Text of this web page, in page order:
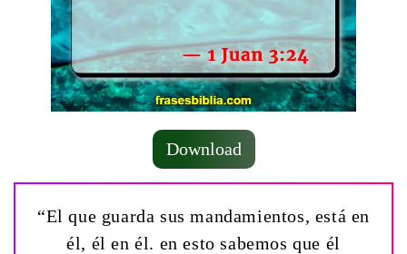
Download
“El que guarda sus mandamientos, está en
él, él en él. en esto sabemos que él